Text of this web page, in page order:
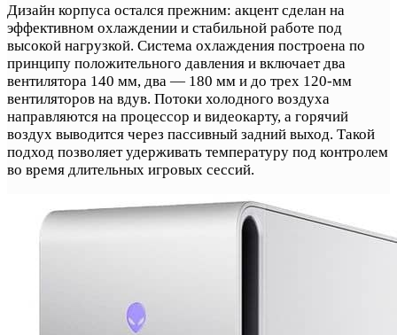
Дизайн корпуса остался прежним: акцент сделан на
эффективном охлаждении и стабильной работе под
высокой нагрузкой. Система охлаждения построена по
принципу положительного давления и включает два
вентилятора 140 мм, два — 180 мм и до трех 120-мм
вентиляторов на вдув. Потоки холодного воздуха
направляются на процессор и видеокарту, а горячий
воздух выводится через пассивный задний выход. Такой
подход позволяет удерживать температуру под контролем
во время длительных игровых сессий.